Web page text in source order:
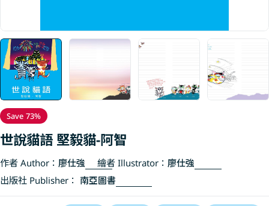
Save 73%
世說貓語 堅毅貓-阿智
作者 Author： 廖仕強 繪者 Illustrator： 廖仕強
出版社 Publisher： 南亞圖書